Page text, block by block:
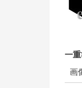
一
画